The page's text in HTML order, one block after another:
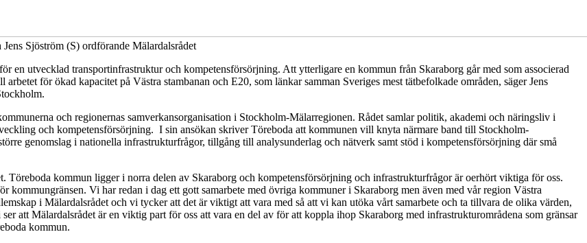
Sjöström (S) ordförande Mälardalsrådet
en utvecklad transportinfrastruktur och kompetensförsörjning. Att ytterligare en kommun från Skaraborg går med som associerad
för ökad kapacitet på Västra stambanan och E20, som länkar samman Sveriges mest tätbefolkade områden, säger Jens
och regionernas samverkansorganisation i Stockholm-Mälarregionen. Rådet samlar politik, akademi och näringsliv i
och kompetensförsörjning. I sin ansökan skriver Töreboda att kommunen vill knyta närmare band till Stockholm-
genomslag i nationella infrastrukturfrågor, tillgång till analysunderlag och nätverk samt stöd i kompetensförsörjning där små
kommun ligger i norra delen av Skaraborg och kompetensförsörjning och infrastrukturfrågor är oerhört viktiga för oss.
kommungränsen. Vi har redan i dag ett gott samarbete med övriga kommuner i Skaraborg men även med vår region Västra
i Mälardalsrådet och vi tycker att det är viktigt att vara med så att vi kan utöka vårt samarbete och ta tillvara de olika värden,
att Mälardalsrådet är en viktig part för oss att vara en del av för att koppla ihop Skaraborg med infrastrukturområdena som gränsar
kommun.